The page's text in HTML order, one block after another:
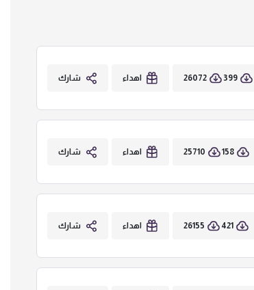
399
26072 اهداء شارك
158
25710 اهداء شارك
421
26155 اهداء شارك